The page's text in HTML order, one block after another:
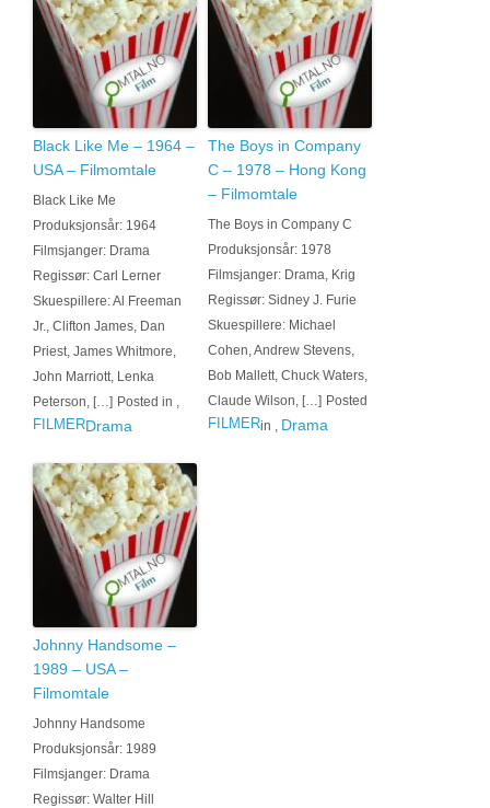
Black Like Me – 1964 –
USA – Filmomtale
Black Like Me
Produksjonsår: 1964
Filmsjanger: Drama
Regissør: Carl Lerner
Skuespillere: Al Freeman
Jr., Clifton James, Dan
Priest, James Whitmore,
John Marriott, Lenka
Peterson, […] Posted in
FILMERDrama
The Boys in Company
C – 1978 – Hong Kong
– Filmomtale
The Boys in Company C
Produksjonsår: 1978
Filmsjanger: Drama, Krig
Regissør: Sidney J. Furie
Skuespillere: Michael
Cohen, Andrew Stevens,
Bob Mallett, Chuck Waters,
Claude Wilson, […] Posted
in
FILMER Drama
Johnny Handsome –
1989 – USA –
Filmomtale
Johnny Handsome
Produksjonsår: 1989
Filmsjanger: Drama
Regissør: Walter Hill